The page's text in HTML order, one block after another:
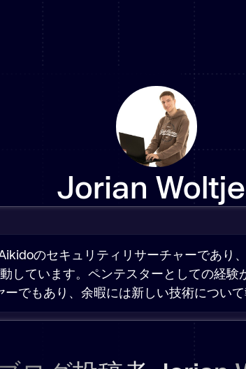
Infrastructure as Code
強化されたイメージ。
データ（DSPM）
新着
AIを活用した攻撃的セキュリティ
継続的ペネトレーションテス
ト
ペンテスト
公共部門
Coding
FedRAMP
タスクマネージャー
他の統合
無料で始める
Jorian
のセキュリティリサーチャーであり
しています。ペンテスターとしての経験
ーでもあり、余暇には新しい技術について